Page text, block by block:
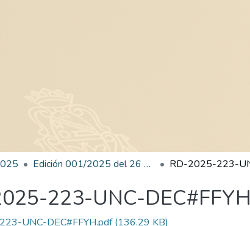
Edición 001/2025 del 26 de mayo de 2025
223-UNC-DEC#FFYH
UNC-DEC#FFYH.pdf(136.29 KB)